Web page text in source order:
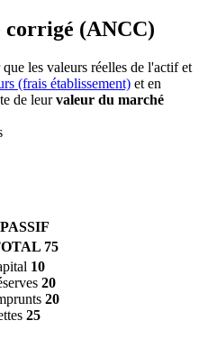
(ANCC)
les valeurs réelles de l'actif et
(frais établissement) et en
de leurvaleur du marché
PASSIF
75
10
20
20
25